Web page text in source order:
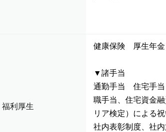
福利厚生
健康保険 厚生年
▼諸手当
通勤手当 住宅手
職手当、住宅資金
リア検定）による
社内表彰制度、社